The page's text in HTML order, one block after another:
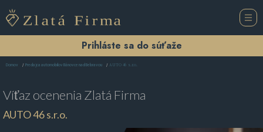
Prihláste sa do súťaže
Domov Predajca automobilov Bánovce nad Bebravou AUTO 46 s.r.o.
Víťaz ocenenia Zlatá Firma
AUTO 46 s.r.o.